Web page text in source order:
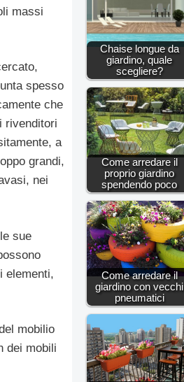
massi
spesso
che
rivenditori
a
grandi,
nei
sue
elementi,
mobilio
dei mobili
Chaise longue da
giardino, quale
scegliere?
Come arredare il
proprio giardino
spendendo poco
Come arredare il
giardino con vecchi
pneumatici